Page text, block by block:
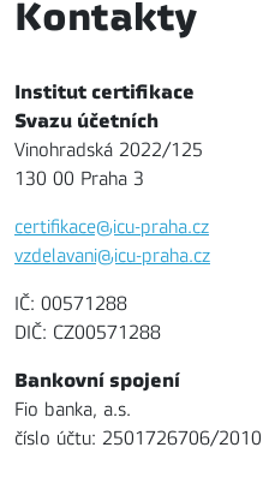
Kontakty
Institut certifikace
Svazu účetních
Vinohradská 2022/125
130 00 Praha 3
certifikace@icu-praha.cz
vzdelavani@icu-praha.cz
IČ: 00571288
DIČ: CZ00571288
Bankovní spojení
Fio banka, a.s.
číslo účtu: 2501726706/2010